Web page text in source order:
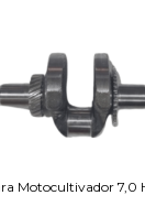
Motocultivador 7,0